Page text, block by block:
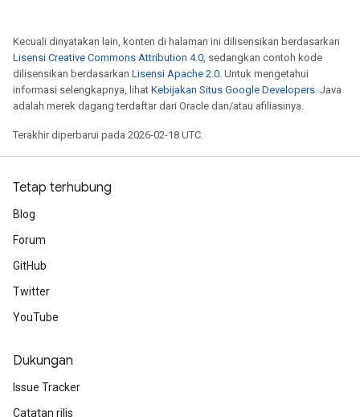
Kecuali dinyatakan lain, konten di halaman ini dilisensikan berdasarkan
Lisensi Creative Commons Attribution 4.0, sedangkan contoh kode
dilisensikan berdasarkan Lisensi Apache 2.0. Untuk mengetahui
informasi selengkapnya, lihat Kebijakan Situs Google Developers. Java
adalah merek dagang terdaftar dari Oracle dan/atau afiliasinya.
Terakhir diperbarui pada 2026-02-18 UTC.
Tetap terhubung
Blog
Forum
GitHub
Twitter
YouTube
Dukungan
Issue Tracker
Catatan rilis